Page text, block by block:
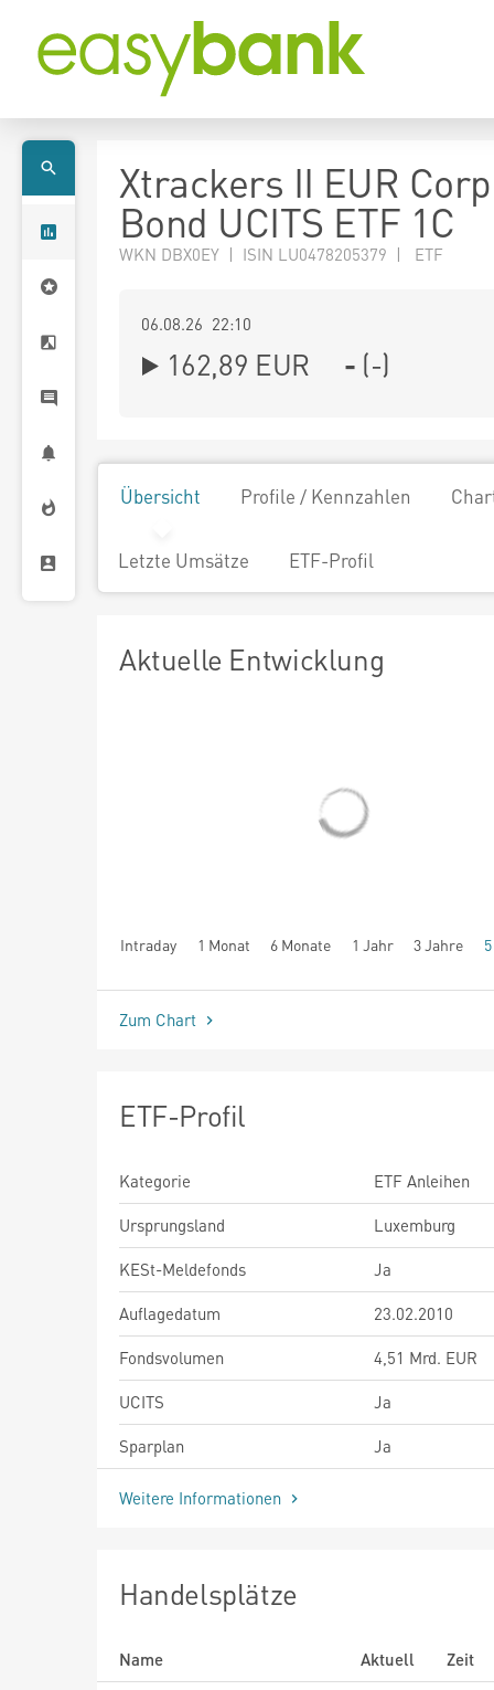
Xtrackers II EUR
Bond UCITS ETF 1C
WKN DBX0EY | ISIN LU0478205379 | ETF
06.08.26 22:10
162,89 EUR - (-)
Übersicht Profile / Kennzahlen
Letzte Umsätze ETF-Profil
Aktuelle Entwicklung
Intraday 1 Monat 6 Monate 1 Jahr 3 Jahre
seit Beginn
Zum Chart
ETF-Profil
Kategorie
ETF Anleihen
Ursprungsland
Luxemburg
KESt-Meldefonds
Ja
Auflagedatum
23.02.2010
Fondsvolumen
4,51 Mrd. EUR
UCITS
Ja
Sparplan
Ja
Weitere Informationen
Handelsplätze
Name Aktuell
Zeit